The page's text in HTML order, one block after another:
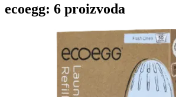
ecoegg: 6 proizvoda